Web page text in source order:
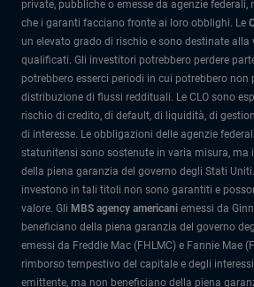
private, pubbliche o emesse da agenzie federali,
che i garanti facciano fronte ai loro obblighi. Le
un elevato grado di rischio e sono destinate
qualificati. Gli investitori potrebbero perdere
potrebbero esserci periodi in cui potrebbero non
distribuzione di flussi reddituali. Le CLO sono
rischio di credito, di default, di liquidità, di
di interesse. Le obbligazioni delle agenzie
statunitensi sono sostenute in varia misura, ma
della piena garanzia del governo degli Stati
investono in tali titoli non sono garantiti e
valore. Gli MBS agency americani emessi da
beneficiano della piena garanzia del governo
emessi da Freddie Mac (FHLMC) e Fannie Mae
rimborso tempestivo del capitale e degli
emittente, ma non beneficiano della piena